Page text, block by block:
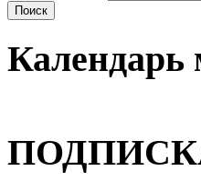
Календарь